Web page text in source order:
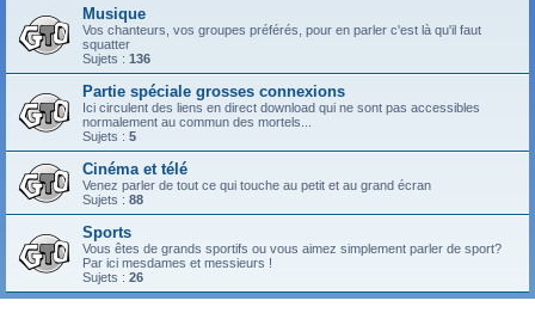
Musique
Vos chanteurs, vos groupes préférés, pour en parler c'est là qu'il faut
squatter
Sujets : 136
Partie spéciale grosses connexions
Ici circulent des liens en direct download qui ne sont pas accessibles
normalement au commun des mortels...
Sujets : 5
Cinéma et télé
Venez parler de tout ce qui touche au petit et au grand écran
Sujets : 88
Sports
Vous êtes de grands sportifs ou vous aimez simplement parler de sport?
Par ici mesdames et messieurs !
Sujets : 26